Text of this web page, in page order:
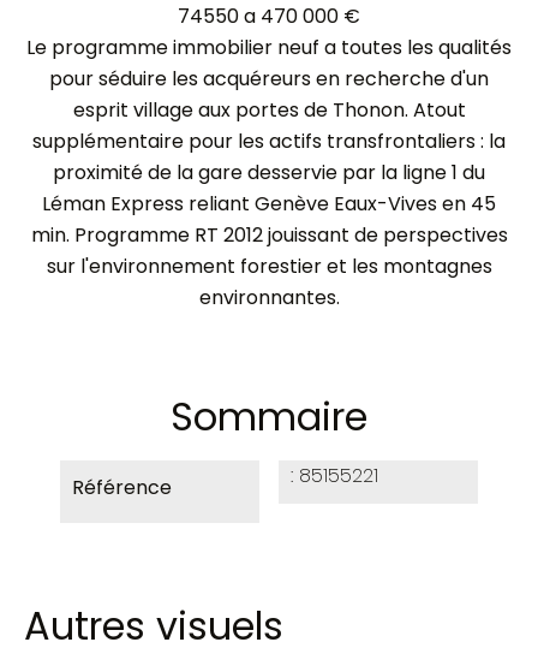
74550 a 470 000 €
Le programme immobilier neuf a toutes les qualités
pour séduire les acquéreurs en recherche d'un
esprit village aux portes de Thonon. Atout
supplémentaire pour les actifs transfrontaliers : la
proximité de la gare desservie par la ligne 1 du
Léman Express reliant Genève Eaux-Vives en 45
min. Programme RT 2012 jouissant de perspectives
sur l'environnement forestier et les montagnes
environnantes.
Sommaire
Référence 85155221
Autres visuels